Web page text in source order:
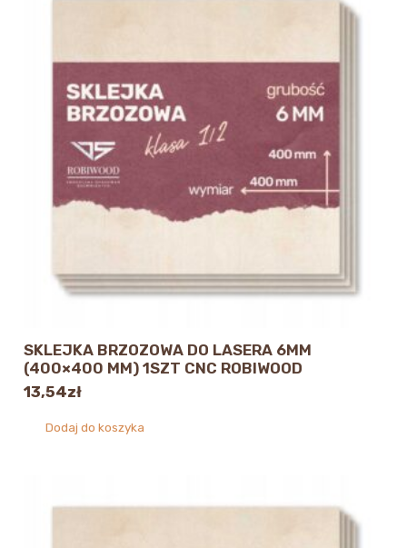
SKLEJKA BRZOZOWA DO LASERA 6MM
(400×400 MM) 1SZT CNC ROBIWOOD
13,54zł
Dodaj do koszyka